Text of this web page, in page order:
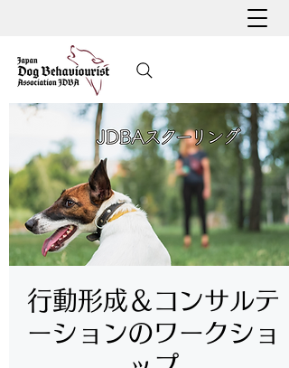
行動形成＆コンサルテ
ーションのワークショ